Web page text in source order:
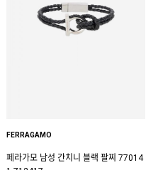
FERRAGAMO
페라가모 남성 간치니 블랙 팔찌 77014